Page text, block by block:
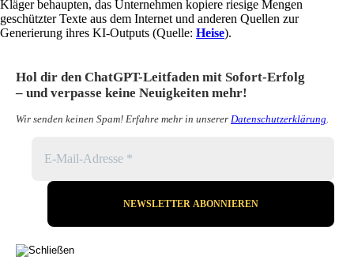
Kläger behaupten, das Unternehmen kopiere riesige Mengen
geschützter Texte aus dem Internet und anderen Quellen zur
Generierung ihres KI-Outputs (Quelle: Heise).
Hol dir den ChatGPT-Leitfaden mit Sofort-Erfolg
– und verpasse keine Neuigkeiten mehr!
Wir senden keinen Spam! Erfahre mehr in unserer Datenschutzerklärung.